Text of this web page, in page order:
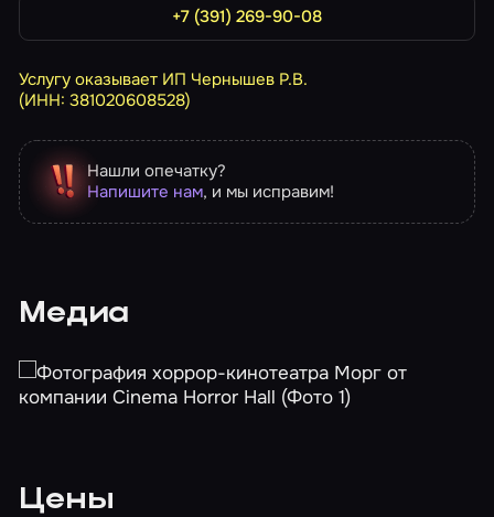
+7 (391) 269-90-08
Услугу оказывает ИП Чернышев Р.В.
(ИНН: 381020608528)
Нашли опечатку?
Напишите нам, и мы исправим!
Медиа
Цены